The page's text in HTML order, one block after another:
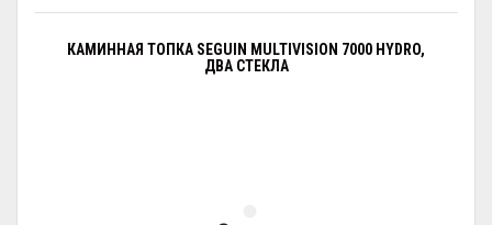
КАМИННАЯ ТОПКА SEGUIN MULTIVISION 7000 HYDRO,
ДВА СТЕКЛА